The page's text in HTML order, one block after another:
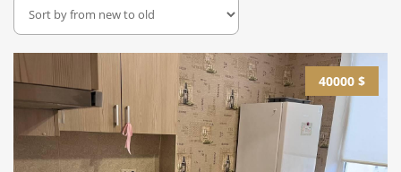
40000 $